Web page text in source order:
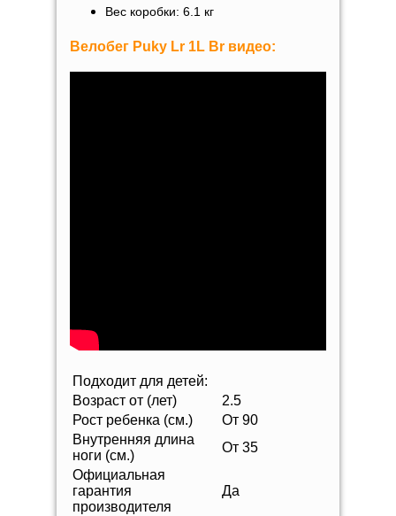
Вес коробки: 6.1 кг
Велобег Puky Lr 1L Br видео:
Подходит для детей:
Возраст от (лет)
2.5
Рост ребенка (см.)
От 90
Внутренняя длина
ноги (см.)
От 35
Официальная
гарантия
производителя
Да